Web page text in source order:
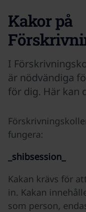
Kakor på
I
är nödvändiga
för dig. Här kan
fungera:
_shibsession_
Kakan krävs för
in. Kakan
som person,